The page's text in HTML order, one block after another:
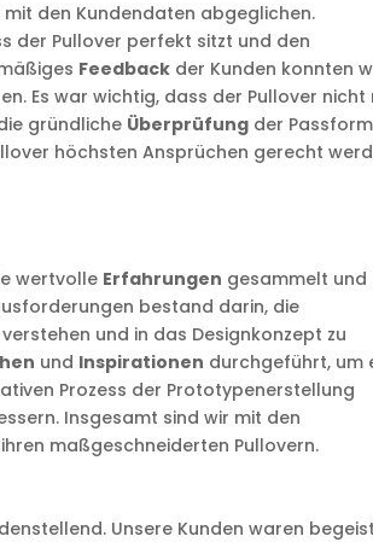
den Kundendaten abgeglichen.
der Pullover perfekt sitzt und den
Feedback der Kunden konnten
Es war wichtig, dass der Pullover nicht
gründliche Überprüfung der Passform
höchsten Ansprüchen gerecht
wertvolle Erfahrungen gesammelt und
bestand darin, die
und in das Designkonzept zu
und Inspirationen durchgeführt, um
Prozess der Prototypenerstellung
Insgesamt sind wir mit den
maßgeschneiderten Pullovern.
Unsere Kunden waren